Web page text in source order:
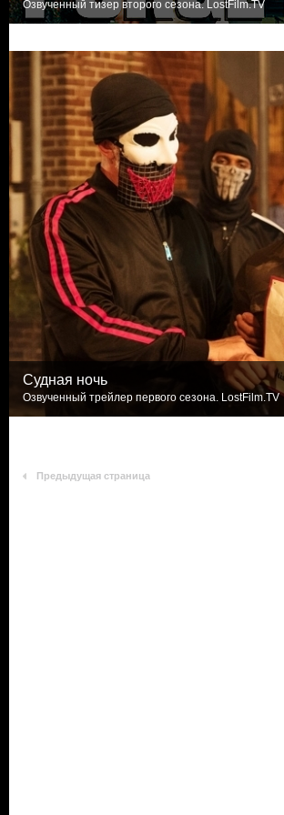
Озвученный тизер второго сезона. LostFilm.TV
Судная ночь
Озвученный трейлер первого сезона. LostFilm.TV
Предыдущая страница